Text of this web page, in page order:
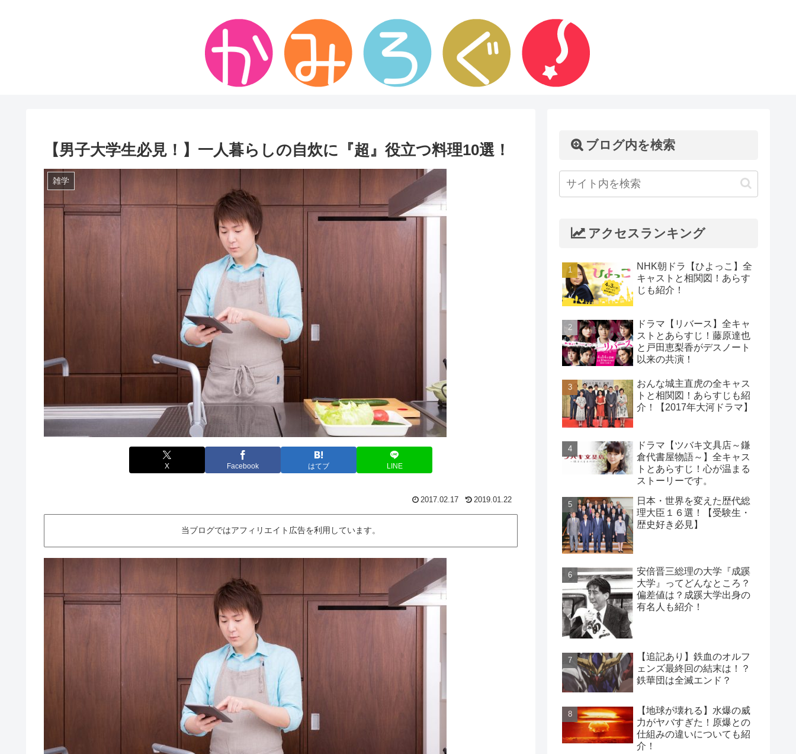
【男子大学生必見！】一人暮らしの自炊に『超』役立つ料理10選！
雑学
X Facebook はてブ LINE
2017.02.17 2019.01.22
当ブログではアフィリエイト広告を利用しています。
ブログ内を検索
アクセスランキング
NHK朝ドラ【ひよっこ】全
キャストと相関図！あらす
じも紹介！
ドラマ【リバース】全キャ
ストとあらすじ！藤原達也
と戸田恵梨香がデスノート
以来の共演！
おんな城主直虎の全キャス
トと相関図！あらすじも紹
介！【2017年大河ドラマ】
ドラマ【ツバキ文具店～鎌
倉代書屋物語～】全キャス
トとあらすじ！心が温まる
ストーリーです。
日本・世界を変えた歴代総
理大臣１６選！【受験生・
歴史好き必見】
安倍晋三総理の大学『成蹊
大学』ってどんなところ？
偏差値は？成蹊大学出身の
有名人も紹介！
【追記あり】鉄血のオルフ
ェンズ最終回の結末は！？
鉄華団は全滅エンド？
【地球が壊れる】水爆の威
力がヤバすぎた！原爆との
仕組みの違いについても紹
介！